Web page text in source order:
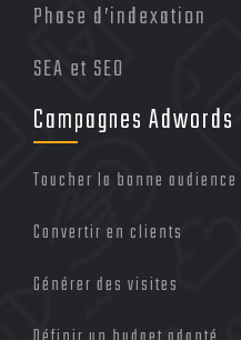
Phase d’indexation
SEA et SEO
Campagnes Adwords
Toucher la bonne audience
Convertir en clients
Générer des visites